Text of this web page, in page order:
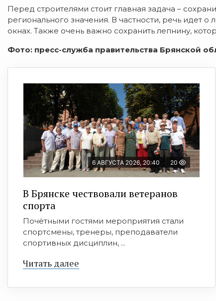
Перед строителями стоит главная задача –
регионального значения. В частности, речь идет
окнах. Также очень важно сохранить лепнину,
Фото: пресс-служба правительства Брянской
6 АВГУСТА 2026, 20:40 20
В Брянске чествовали ветеранов
спорта
Почётными гостями мероприятия стали
спортсмены, тренеры, преподаватели
спортивных дисциплин, ...
Читать далее